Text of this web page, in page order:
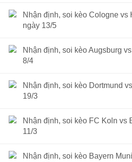
Nhận định, soi kèo Cologne vs
ngày 13/5
Nhận định, soi kèo Augsburg
8/4
Nhận định, soi kèo Dortmund
19/3
Nhận định, soi kèo FC Koln vs
11/3
Nhận định, soi kèo Bayern